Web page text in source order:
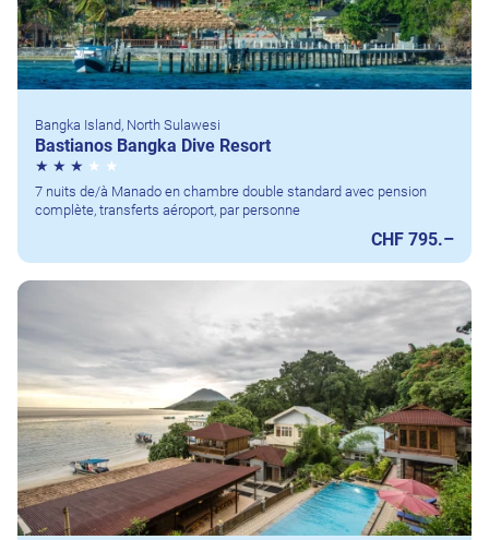
Bangka Island, North Sulawesi
Bastianos Bangka Dive Resort
7 nuits de/à Manado en chambre double standard avec pension
complète, transferts aéroport, par personne
CHF 795.–